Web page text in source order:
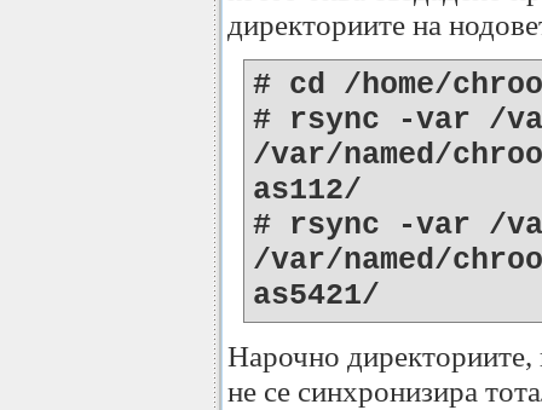
директориите на
# cd /home/
# rsync -var /
/var/named/
as112/
# rsync -var /
/var/named/
as5421/
Нарочно директориите,
не се синхронизира